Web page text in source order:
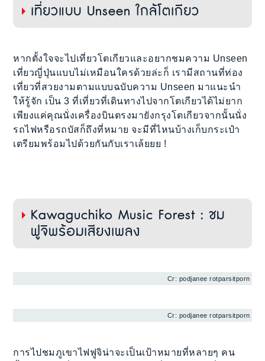
เที่ยวแบบ Unseen ใกล้โตเกียว
หากตั้งใจจะไปเที่ยวโตเกียวและอยากชมความ Unseen
เที่ยวญี่ปุ่นแบบไม่เหมือนใครด้วยล่ะก็ เรามีสถานที่ท่อง
เที่ยวที่สวยงามตามแบบฉบับความ Unseen มาแนะนำ
ให้รู้จัก เป็น 3 ที่เที่ยวที่เดินทางไปจากโตเกียวได้ไม่ยาก
เพียงแค่คุณนั่งเครื่องบินตรงมายังกรุงโตเกียวจากนั้นนั่ง
รถไฟหรือรถบัสก็ถึงที่หมาย จะมีที่ไหนบ้างเก็บกระเป๋า
เตรียมพร้อมไปด้วยกันกับเราเล้ยยย !
Kawaguchiko Music Forest : ชม
ฟูจิพร้อมเสียงเพลง
Cr: podjanee rotparsitporn
Cr: podjanee rotparsitporn
การไปชมภูเขาไฟฟูจิน่าจะเป็นเป้าหมายที่หลายๆ คน